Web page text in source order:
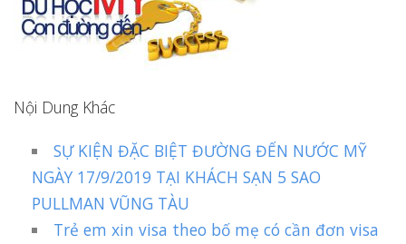
Nội Dung Khác
SỰ KIỆN ĐẶC BIỆT ĐƯỜNG ĐẾN NƯỚC MỸ
NGÀY 17/9/2019 TẠI KHÁCH SẠN 5 SAO
PULLMAN VŨNG TÀU
Trẻ em xin visa theo bố mẹ có cần đơn visa